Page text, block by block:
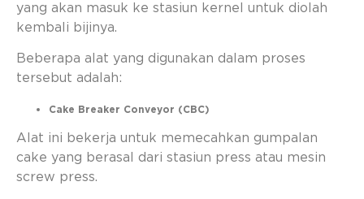
yang akan masuk ke stasiun kernel untuk diolah
kembali bijinya.
Beberapa alat yang digunakan dalam proses
tersebut adalah:
Cake Breaker Conveyor (CBC)
Alat ini bekerja untuk memecahkan gumpalan
cake yang berasal dari stasiun press atau mesin
screw press.